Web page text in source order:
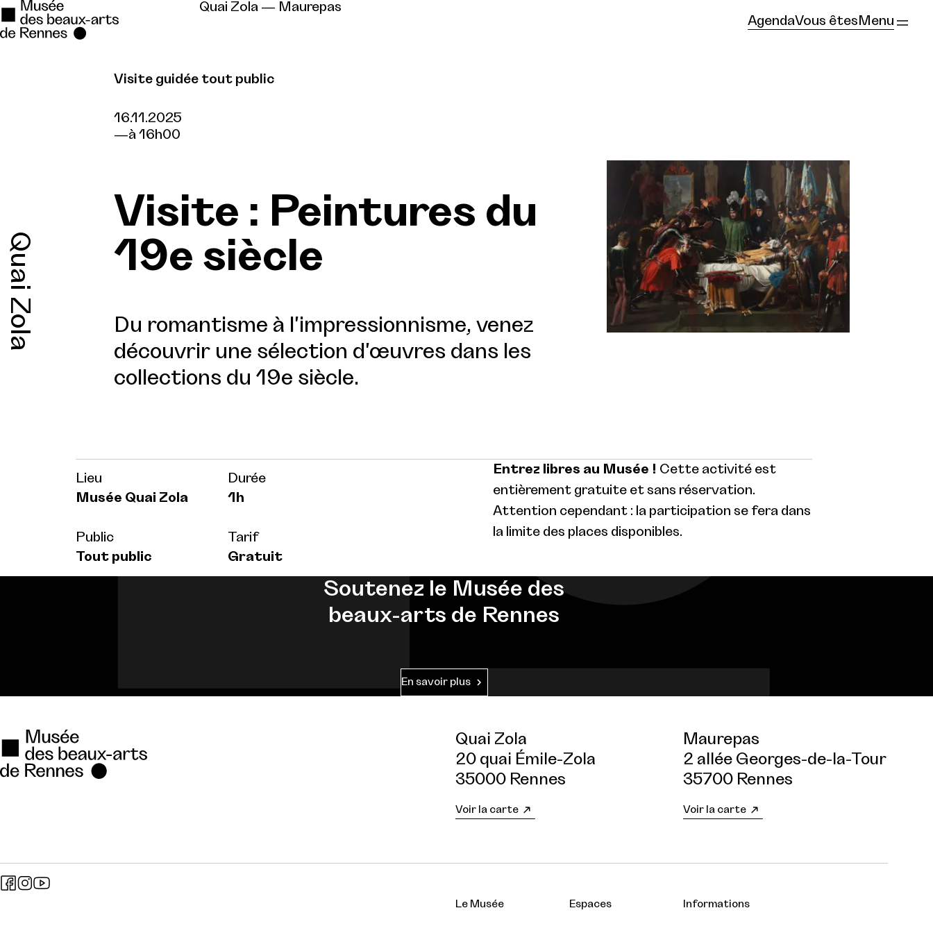
Quai Zola — Maurepas
AgendaVous êtes Menu
Quai Zola
Visite guidée tout public
16.11.2025
à 16h00
Visite : Peintures du
19e siècle
Du romantisme à l'impressionnisme, venez
découvrir une sélection d'œuvres dans les
collections du 19e siècle.
Lieu
Musée Quai Zola
Durée
1h
Public
Tout public
Tarif
Gratuit
Entrez libres au Musée ! Cette activité est
entièrement gratuite et sans réservation.
Attention cependant : la participation se fera dans
la limite des places disponibles.
Soutenez le Musée des
beaux-arts de Rennes
En savoir plus
Quai Zola
20 quai Émile-Zola
35000 Rennes
Voir la carte
Maurepas
2 allée Georges-de-la-Tour
35700 Rennes
Voir la carte
Le Musée Espaces Informations